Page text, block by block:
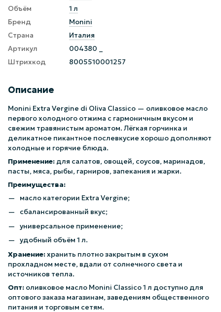
Объём
1 л
Бренд
Monini
Страна
Италия
Артикул
004380 _
Штрихкод
8005510001257
Описание
Monini Extra Vergine di Oliva Classico — оливковое масло
первого холодного отжима с гармоничным вкусом и
свежим травянистым ароматом. Лёгкая горчинка и
деликатное пикантное послевкусие хорошо дополняют
холодные и горячие блюда.
Применение: для салатов, овощей, соусов, маринадов,
пасты, мяса, рыбы, гарниров, запекания и жарки.
Преимущества:
масло категории Extra Vergine;
сбалансированный вкус;
универсальное применение;
удобный объём 1 л.
Хранение:хранить плотно закрытым в сухом
прохладном месте, вдали от солнечного света и
источников тепла.
Опт: оливковое масло Monini Classico 1 л доступно для
оптового заказа магазинам, заведениям общественного
питания и торговым сетям.